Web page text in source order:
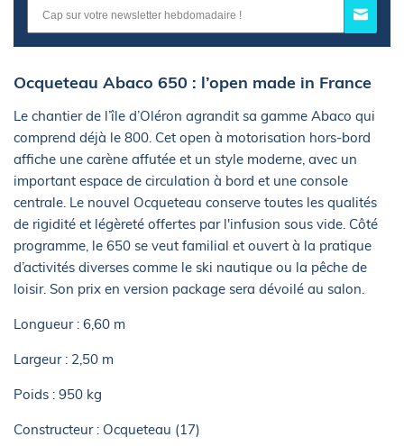
Ocqueteau Abaco 650 : l’open made in France
Le chantier de l’île d’Oléron agrandit sa gamme Abaco qui
comprend déjà le 800. Cet open à motorisation hors-bord
affiche une carène affutée et un style moderne, avec un
important espace de circulation à bord et une console
centrale. Le nouvel Ocqueteau conserve toutes les qualités
de rigidité et légèreté offertes par l'infusion sous vide. Côté
programme, le 650 se veut familial et ouvert à la pratique
d’activités diverses comme le ski nautique ou la pêche de
loisir. Son prix en version package sera dévoilé au salon.
Longueur : 6,60 m
Largeur : 2,50 m
Poids : 950 kg
Constructeur : Ocqueteau (17)